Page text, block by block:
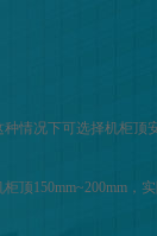
情况下可选择机柜顶
顶150mm~200mm，